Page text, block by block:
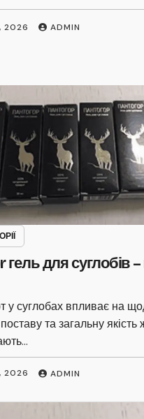
2026 ADMIN
для суглобів –
2026 ADMIN
у суглобах впливає на
та загальну